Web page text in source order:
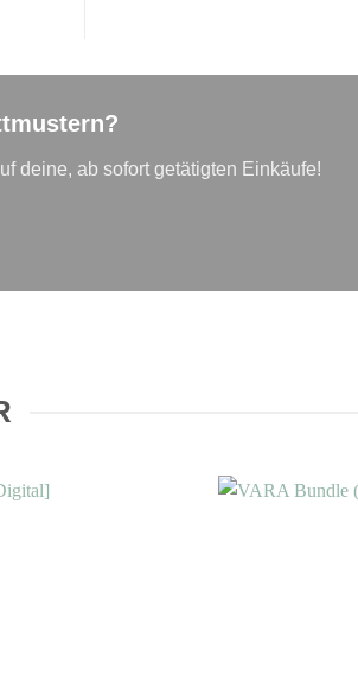
deine, ab sofort getätigten Einkäufe!